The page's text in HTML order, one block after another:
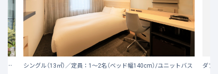
ヴィアイン飯田橋後楽園は、JR飯田橋駅から徒歩約5分。東京ドームや日本武道館、神楽坂も徒歩圏内にございます。 シングル（13㎡）／定員：1～2名（ベッド幅140cm）/ユニットバス ダブ